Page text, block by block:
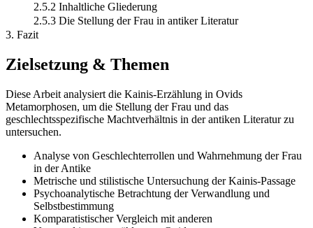
2.5.2 Inhaltliche Gliederung
2.5.3 Die Stellung der Frau in antiker Literatur
3. Fazit
Zielsetzung & Themen
Diese Arbeit analysiert die Kainis-Erzählung in Ovids
Metamorphosen, um die Stellung der Frau und das
geschlechtsspezifische Machtverhältnis in der antiken Literatur zu
untersuchen.
Analyse von Geschlechterrollen und Wahrnehmung der Frau
in der Antike
Metrische und stilistische Untersuchung der Kainis-Passage
Psychoanalytische Betrachtung der Verwandlung und
Selbstbestimmung
Komparatistischer Vergleich mit anderen